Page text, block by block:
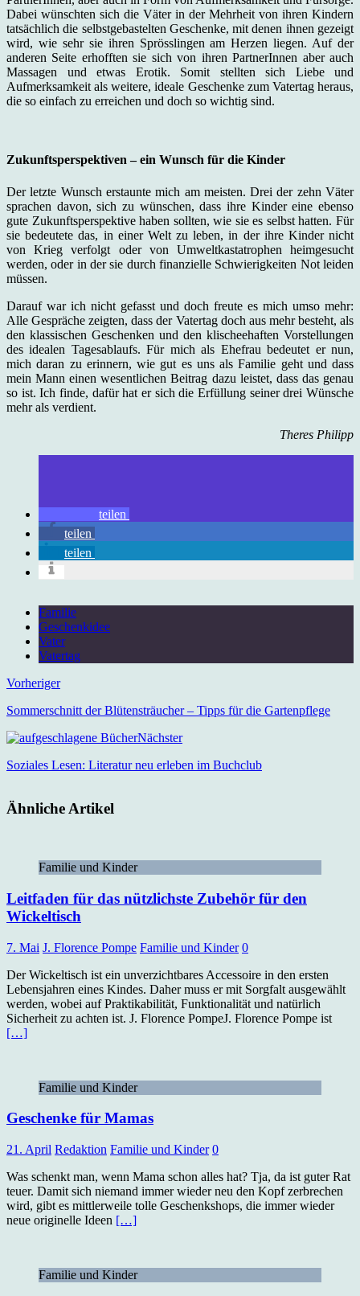
Dabei wünschten sich die Väter in der Mehrheit von ihren Kindern
tatsächlich die selbstgebastelten Geschenke, mit denen ihnen gezeigt
wird, wie sehr sie ihren Sprösslingen am Herzen liegen. Auf der
anderen Seite erhofften sie sich von ihren PartnerInnen aber auch
Massagen und etwas Erotik. Somit stellten sich Liebe und
Aufmerksamkeit als weitere, ideale Geschenke zum Vatertag heraus,
die so einfach zu erreichen und doch so wichtig sind.
Zukunftsperspektiven – ein Wunsch für die Kinder
Der letzte Wunsch erstaunte mich am meisten. Drei der zehn Väter
sprachen davon, sich zu wünschen, dass ihre Kinder eine ebenso
gute Zukunftsperspektive haben sollten, wie sie es selbst hatten. Für
sie bedeutete das, in einer Welt zu leben, in der ihre Kinder nicht
von Krieg verfolgt oder von Umweltkastatrophen heimgesucht
werden, oder in der sie durch finanzielle Schwierigkeiten Not leiden
müssen.
Darauf war ich nicht gefasst und doch freute es mich umso mehr:
Alle Gespräche zeigten, dass der Vatertag doch aus mehr besteht, als
den klassischen Geschenken und den klischeehaften Vorstellungen
des idealen Tagesablaufs. Für mich als Ehefrau bedeutet er nun,
mich daran zu erinnern, wie gut es uns als Familie geht und dass
mein Mann einen wesentlichen Beitrag dazu leistet, dass das genau
so ist. Ich finde, dafür hat er sich die Erfüllung seiner drei Wünsche
mehr als verdient.
Theres Philipp
teilen
teilen
teilen
Familie
Geschenkidee
Vater
Vatertag
Vorheriger
Sommerschnitt der Blütensträucher – Tipps für die Gartenpflege
Nächster
Soziales Lesen: Literatur neu erleben im Buchclub
Ähnliche Artikel
Familie und Kinder
Leitfaden für das nützlichste Zubehör für den
Wickeltisch
7. Mai J. Florence Pompe Familie und Kinder 0
Der Wickeltisch ist ein unverzichtbares Accessoire in den ersten
Lebensjahren eines Kindes. Daher muss er mit Sorgfalt ausgewählt
werden, wobei auf Praktikabilität, Funktionalität und natürlich
Sicherheit zu achten ist. J. Florence PompeJ. Florence Pompe ist
[…]
Familie und Kinder
Geschenke für Mamas
21. April Redaktion Familie und Kinder 0
Was schenkt man, wenn Mama schon alles hat? Tja, da ist guter Rat
teuer. Damit sich niemand immer wieder neu den Kopf zerbrechen
wird, gibt es mittlerweile tolle Geschenkshops, die immer wieder
neue originelle Ideen […]
Familie und Kinder